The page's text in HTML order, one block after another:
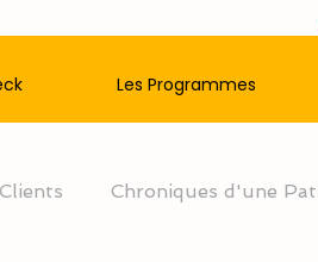
Les Programmes
Chroniques d'une